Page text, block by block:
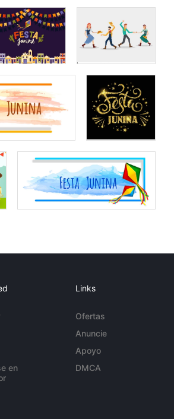
en
Links
Ofertas
Anuncie
Apoyo
DMCA